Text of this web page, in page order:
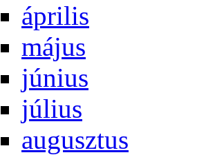
áp­ri­lis
má­jus
jú­ni­us
jú­li­us
au­gusz­tus